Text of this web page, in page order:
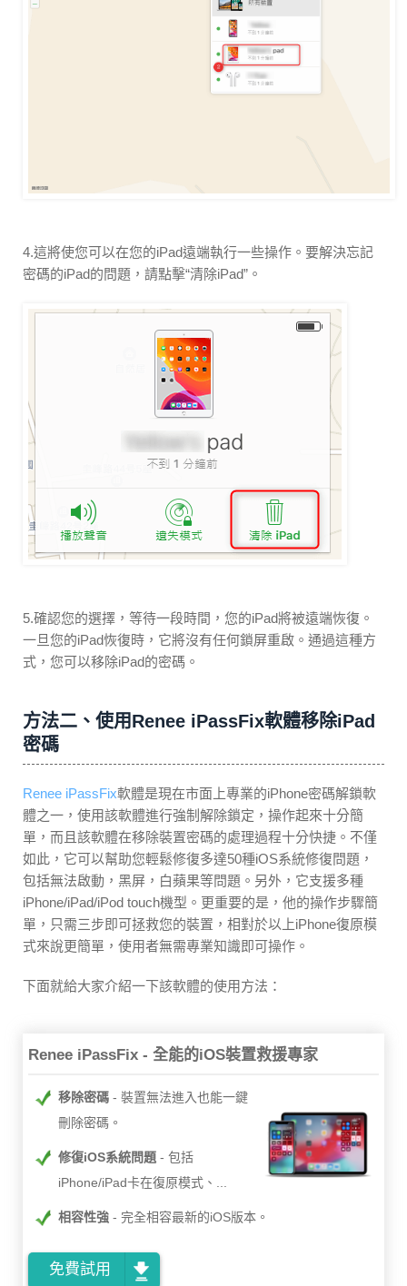
4.這將使您可以在您的iPad遠端執行一些操作。要解決忘記
密碼的iPad的問題，請點擊“清除iPad”。
5.確認您的選擇，等待一段時間，您的iPad將被遠端恢復。
一旦您的iPad恢復時，它將沒有任何鎖屏重啟。通過這種方
式，您可以移除iPad的密碼。
方法二、使用Renee iPassFix軟體移除iPad
密碼
Renee iPassFix軟體是現在市面上專業的iPhone密碼解鎖軟
體之一，使用該軟體進行強制解除鎖定，操作起來十分簡
單，而且該軟體在移除裝置密碼的處理過程十分快捷。不僅
如此，它可以幫助您輕鬆修復多達50種iOS系統修復問題，
包括無法啟動，黑屏，白蘋果等問題。另外，它支援多種
iPhone/iPad/iPod touch機型。更重要的是，他的操作步驟簡
單，只需三步即可拯救您的裝置，相對於以上iPhone復原模
式來說更簡單，使用者無需專業知識即可操作。
下面就給大家介紹一下該軟體的使用方法：
Renee iPassFix - 全能的iOS裝置救援專家
移除密碼
裝置無法進入也能一鍵
刪除密碼。
修復iOS系統問題
包括
iPhone/iPad卡在復原模式、...
相容性強 完全相容最新的iOS版本。
免費試用